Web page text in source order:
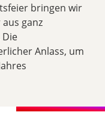
bringen wir
ganz
Anlass, um